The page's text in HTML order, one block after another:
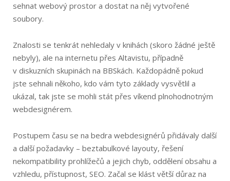
sehnat webový prostor a dostat na něj vytvořené
soubory.
Znalosti se tenkrát nehledaly v knihách (skoro žádné ještě
nebyly), ale na internetu přes Altavistu, případně
v diskuzních skupinách na BBSkách. Každopádně pokud
jste sehnali někoho, kdo vám tyto základy vysvětlil a
ukázal, tak jste se mohli stát přes víkend plnohodnotným
webdesignérem.
Postupem času se na bedra webdesignérů přidávaly další
a další požadavky – beztabulkové layouty, řešení
nekompatibility prohlížečů a jejich chyb, oddělení obsahu a
vzhledu, přístupnost, SEO. Začal se klást větší důraz na